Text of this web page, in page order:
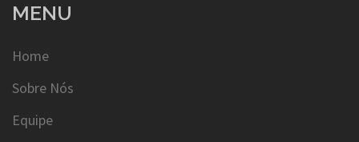
MENU
Home
Sobre Nós
Equipe